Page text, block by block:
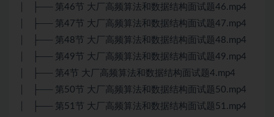
│ ├── 第46节 大厂高频算法和数据结构面试题46.mp4
│ ├── 第47节 大厂高频算法和数据结构面试题47.mp4
│ ├── 第48节 大厂高频算法和数据结构面试题48.mp4
│ ├── 第49节 大厂高频算法和数据结构面试题49.mp4
│ ├── 第4节 大厂高频算法和数据结构面试题4.mp4
│ ├── 第50节 大厂高频算法和数据结构面试题50.mp4
│ ├── 第51节 大厂高频算法和数据结构面试题51.mp4